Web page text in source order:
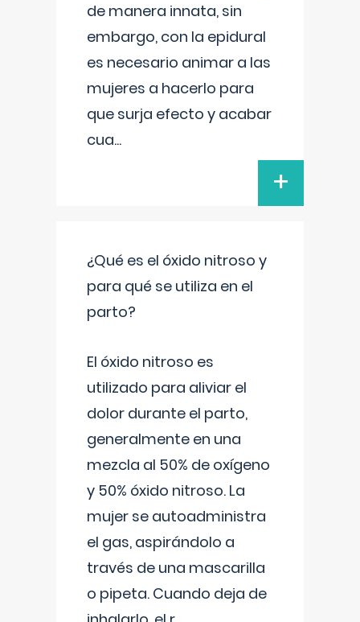
de manera innata, sin
embargo, con la epidural
es necesario animar a las
mujeres a hacerlo para
que surja efecto y acabar
cua...
+
¿Qué es el óxido nitroso y
para qué se utiliza en el
parto?
El óxido nitroso es
utilizado para aliviar el
dolor durante el parto,
generalmente en una
mezcla al 50% de oxígeno
y 50% óxido nitroso. La
mujer se autoadministra
el gas, aspirándolo a
través de una mascarilla
o pipeta. Cuando deja de